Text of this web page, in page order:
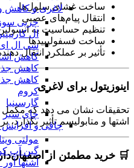
لاغری و کاهش
چربی سوز
ال
سی ال
کاهش
کاهش
کاهش
کروم
گارسینیا
چای سبز
چاقی و
مولتی
گین آپ
اشتها
ساخت غشای سلول‌ها
انتقال پیام‌های عصبی
تنظیم حساسیت به
ساخت فسفولیپیدها
تأثیر بر عملکرد انتقال
اینوزیتول برای لاغری
تحقیقات نشان می دهد که مکمل
اشتها و متابولیسم تأثیر
🛒 خرید مطمئن از